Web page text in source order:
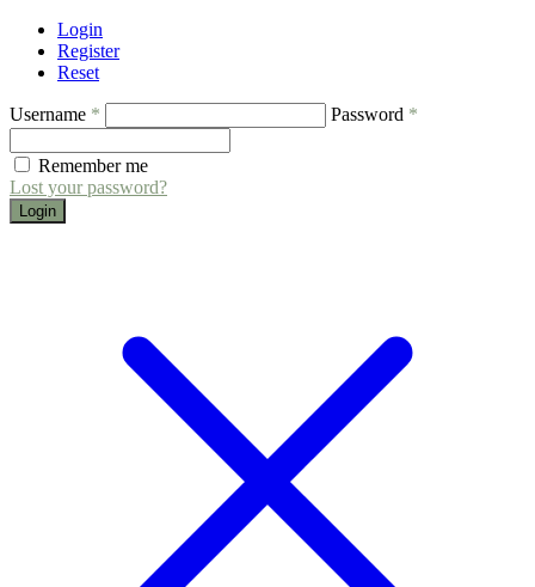
Login
Register
Reset
Username * Password *
Remember me
Lost your password?
Login